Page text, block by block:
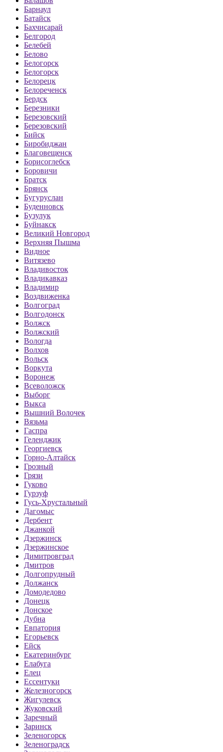
Барнаул
Батайск
Бахчисарай
Белгород
Белебей
Белово
Белогорск
Белогорск
Белорецк
Белореченск
Бердск
Березники
Березовский
Березовский
Бийск
Биробиджан
Благовещенск
Борисоглебск
Боровичи
Братск
Брянск
Бугуруслан
Буденновск
Бузулук
Буйнакск
Великий Новгород
Верхняя Пышма
Видное
Витязево
Владивосток
Владикавказ
Владимир
Воздвиженка
Волгоград
Волгодонск
Волжск
Волжский
Вологда
Волхов
Вольск
Воркута
Воронеж
Всеволожск
Выборг
Выкса
Вышний Волочек
Вязьма
Гаспра
Геленджик
Георгиевск
Горно-Алтайск
Грозный
Грязи
Гуково
Гурзуф
Гусь-Хрустальный
Дагомыс
Дербент
Джанкой
Дзержинск
Дзержинское
Димитровград
Дмитров
Долгопрудный
Должанск
Домодедово
Донецк
Донское
Дубна
Евпатория
Егорьевск
Ейск
Екатеринбург
Елабуга
Елец
Ессентуки
Железногорск
Жигулевск
Жуковский
Заречный
Заринск
Зеленогорск
Зеленоградск